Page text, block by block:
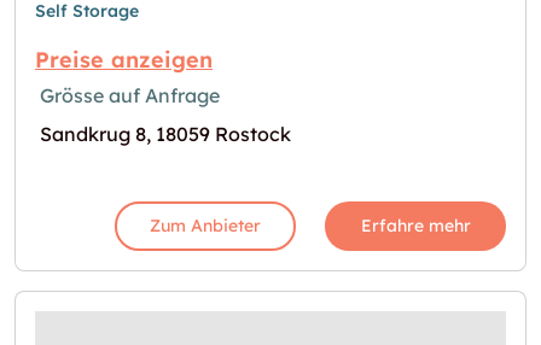
Self Storage
Preise anzeigen
Grösse auf Anfrage
Sandkrug 8, 18059 Rostock
Zum Anbieter Erfahre mehr